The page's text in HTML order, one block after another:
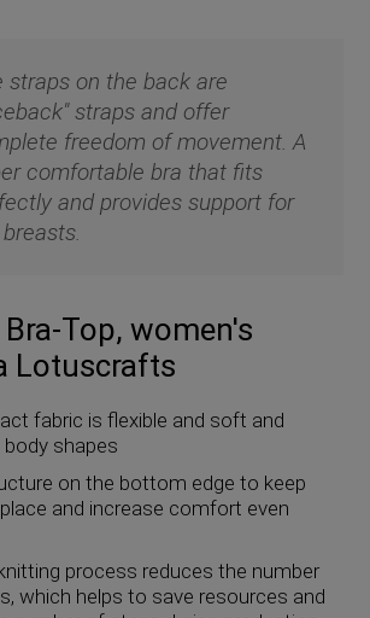
straps on the back are
straps and offer
freedom of movement. A
comfortable bra that fits
and provides support for
Top, women's
Lotuscrafts
fabric is flexible and soft and
shapes
on the bottom edge to keep
and increase comfort even
process reduces the number
which helps to save resources and